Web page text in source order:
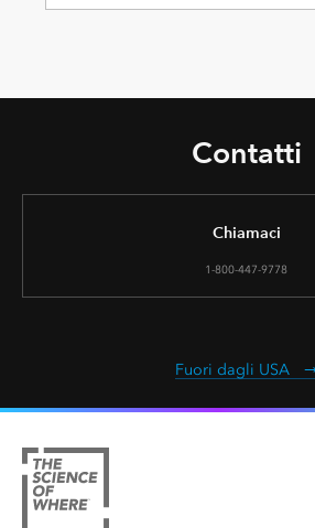
Contatti
Chiamaci
1-800-447-9778
Fuori dagli USA